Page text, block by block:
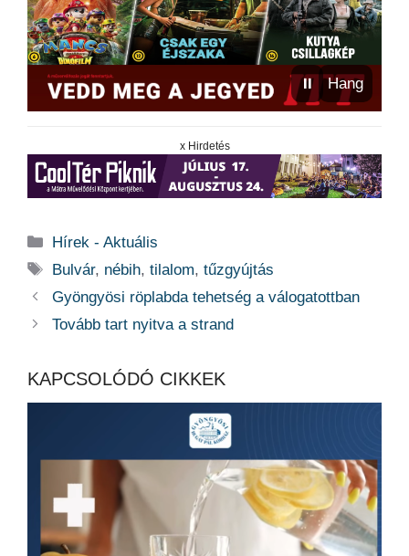
⏸ Hang
x Hirdetés
Kategória
Hírek - Aktuális
Címkék
Bulvár, nébih,tilalom,tűzgyújtás
Gyöngyösi röplabda tehetség a válogatottban
Tovább tart nyitva a strand
KAPCSOLÓDÓ CIKKEK